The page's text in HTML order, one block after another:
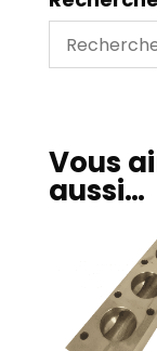
Vous
aussi…